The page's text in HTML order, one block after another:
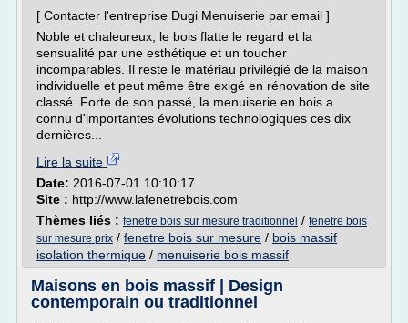
[ Contacter l'entreprise Dugi Menuiserie par email ]
Noble et chaleureux, le bois flatte le regard et la
sensualité par une esthétique et un toucher
incomparables. Il reste le matériau privilégié de la maison
individuelle et peut même être exigé en rénovation de site
classé. Forte de son passé, la menuiserie en bois a
connu d'importantes évolutions technologiques ces dix
dernières...
Lire la suite
Date: 2016-07-01 10:10:17
Site : http://www.lafenetrebois.com
Thèmes liés : fenetre bois sur mesure traditionnel / fenetre bois
sur mesure prix / fenetre bois sur mesure / bois massif
isolation thermique / menuiserie bois massif
Maisons en bois massif | Design
contemporain ou traditionnel